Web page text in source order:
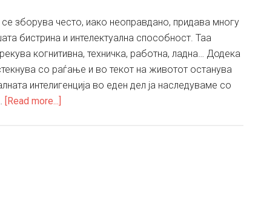
се зборува често, иако неоправдано, придава многу
бистрина и интелектуална способност. Таа
когнитивна, техничка, работна, ладна… Додека
со раѓање и во текот на животот останува
интелигенција во еден дел ја наследуваме со
[Read more...]